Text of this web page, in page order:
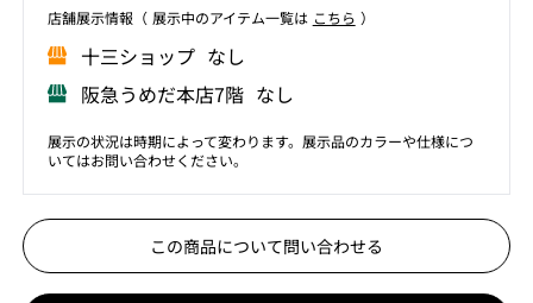
店舗展⽰情報（ 展⽰中のアイテム⼀覧は こちら ）
⼗三ショップ なし
阪急うめだ本店7階 なし
展示の状況は時期によって変わります。展示品のカラーや仕様につ
いてはお問い合わせください。
この商品について問い合わせる